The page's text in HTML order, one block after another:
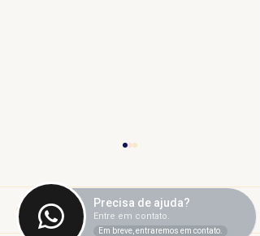
Comentários
Precisa de ajuda?
Entre em contato.
Em breve, entraremos em contato.